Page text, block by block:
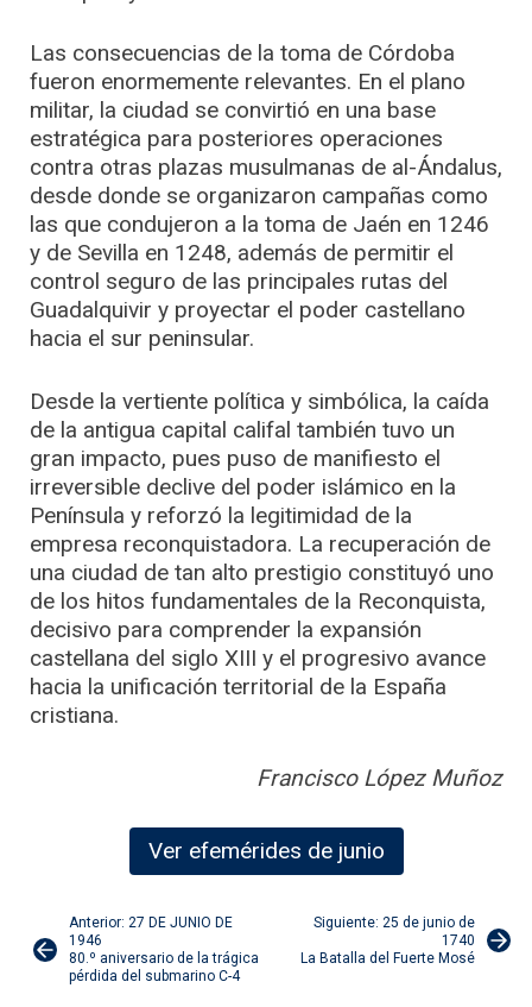
Las consecuencias de la toma de Córdoba
fueron enormemente relevantes. En el plano
militar, la ciudad se convirtió en una base
estratégica para posteriores operaciones
contra otras plazas musulmanas de al-Ándalus,
desde donde se organizaron campañas como
las que condujeron a la toma de Jaén en 1246
y de Sevilla en 1248, además de permitir el
control seguro de las principales rutas del
Guadalquivir y proyectar el poder castellano
hacia el sur peninsular.
Desde la vertiente política y simbólica, la caída
de la antigua capital califal también tuvo un
gran impacto, pues puso de manifiesto el
irreversible declive del poder islámico en la
Península y reforzó la legitimidad de la
empresa reconquistadora. La recuperación de
una ciudad de tan alto prestigio constituyó uno
de los hitos fundamentales de la Reconquista,
decisivo para comprender la expansión
castellana del siglo XIII y el progresivo avance
hacia la unificación territorial de la España
cristiana.
Francisco López Muñoz
Ver efemérides de junio
Navegación
de
Anterior: 27 DE JUNIO DE
1946
80.º aniversario de la trágica
pérdida del submarino C-4
Siguiente: 25 de junio de
1740
La Batalla del Fuerte Mosé